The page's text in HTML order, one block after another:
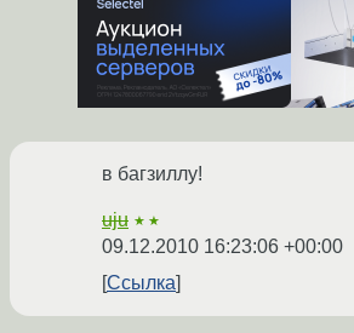
в багзиллу!
uju ★★
09.12.2010 16:23:06 +00:00
Ссылка